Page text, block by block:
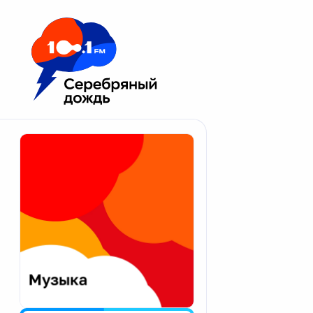
Москва 100.1 FM
Апатиты
Екатеринбург
Калининград
Калуга